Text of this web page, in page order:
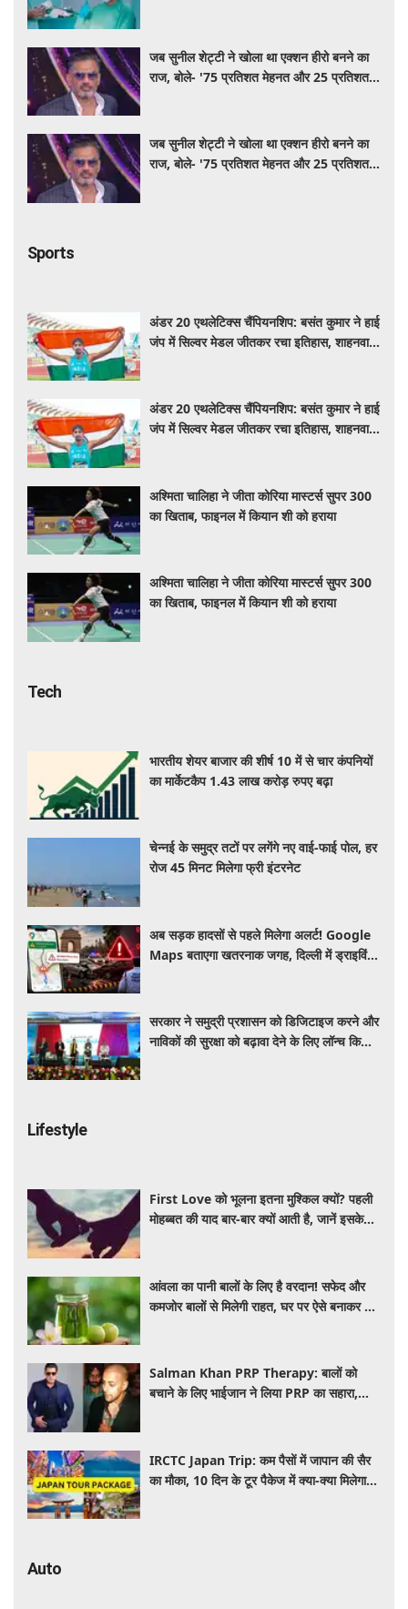
जब सुनील शेट्टी ने खोला था एक्शन हीरो बनने का
राज, बोले- '75 प्रतिशत मेहनत और 25 प्रतिशत
जब सुनील शेट्टी ने खोला था एक्शन हीरो बनने का
राज, बोले- '75 प्रतिशत मेहनत और 25 प्रतिशत
Sports
अंडर 20 एथलेटिक्स चैंपियनशिप: बसंत कुमार ने हाई
जंप में सिल्वर मेडल जीतकर रचा इतिहास, शाहनवाज
अंडर 20 एथलेटिक्स चैंपियनशिप: बसंत कुमार ने हाई
जंप में सिल्वर मेडल जीतकर रचा इतिहास, शाहनवाज
अश्मिता चालिहा ने जीता कोरिया मास्टर्स सुपर 300
का खिताब, फाइनल में कियान शी को हराया
अश्मिता चालिहा ने जीता कोरिया मास्टर्स सुपर 300
का खिताब, फाइनल में कियान शी को हराया
Tech
भारतीय शेयर बाजार की शीर्ष 10 में से चार कंपनियों
का मार्केटकैप 1.43 लाख करोड़ रुपए बढ़ा
चेन्नई के समुद्र तटों पर लगेंगे नए वाई-फाई पोल, हर
रोज 45 मिनट मिलेगा फ्री इंटरनेट
अब सड़क हादसों से पहले मिलेगा अलर्ट! Google
Maps बताएगा खतरनाक जगह, दिल्ली में ड्राइविंग
सरकार ने समुद्री प्रशासन को डिजिटाइज करने और
नाविकों की सुरक्षा को बढ़ावा देने के लिए लॉन्च किया
Lifestyle
First Love को भूलना इतना मुश्किल क्यों? पहली
मोहब्बत की याद बार-बार क्यों आती है, जानें इसके
आंवला का पानी बालों के लिए है वरदान! सफेद और
कमजोर बालों से मिलेगी राहत, घर पर ऐसे बनाकर करें
Salman Khan PRP Therapy: बालों को
बचाने के लिए भाईजान ने लिया PRP का सहारा,
IRCTC Japan Trip: कम पैसों में जापान की सैर
का मौका, 10 दिन के टूर पैकेज में क्या-क्या मिलेगा?
Auto